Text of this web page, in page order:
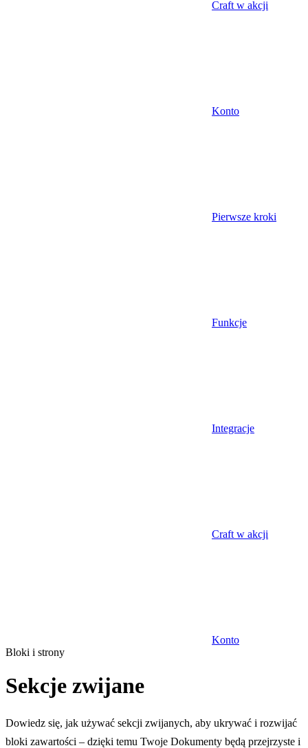
Craft w akcji
Konto
Pierwsze kroki
Funkcje
Integracje
Craft w akcji
Konto
Bloki i strony
Sekcje zwijane
Dowiedz się, jak używać sekcji zwijanych, aby ukrywać i rozwijać
bloki zawartości – dzięki temu Twoje Dokumenty będą przejrzyste i